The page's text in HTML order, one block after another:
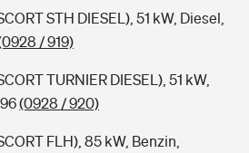
STH DIESEL), 51 kW, Diesel,
/ 919)
TURNIER DIESEL), 51 kW,
(0928 / 920)
FLH), 85 kW, Benzin,